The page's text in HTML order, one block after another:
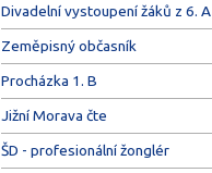
Divadelní vystoupení žáků z 6. A
Zeměpisný občasník
Procházka 1. B
Jižní Morava čte
ŠD - profesionální žonglér